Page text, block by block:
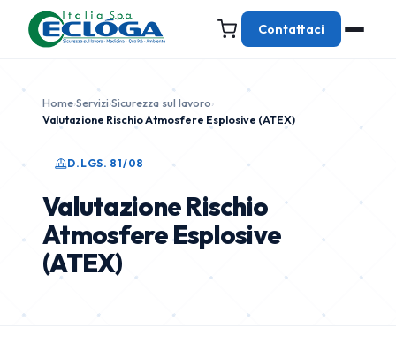
Contattaci
Home›Servizi›Sicurezza sul lavoro›
Valutazione Rischio Atmosfere Esplosive (ATEX)
D.LGS. 81/08
Valutazione Rischio
Atmosfere Esplosive
(ATEX)